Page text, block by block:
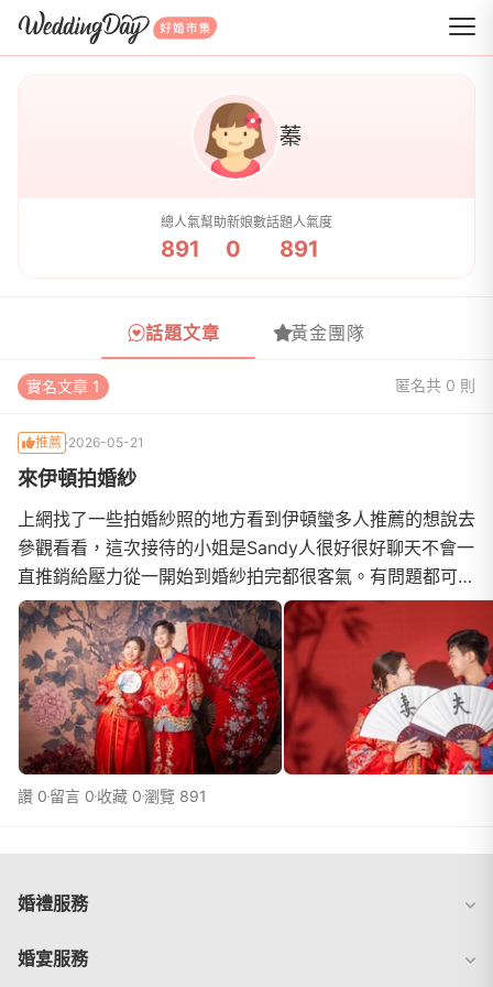
WeddingDay 好婚市集
蓁
總人氣
891
幫助新娘數
0
話題人氣度
891
話題文章 黃金團隊
實名文章 1 匿名共 0 則
推薦 2026-05-21
來伊頓拍婚紗
上網找了一些拍婚紗照的地方看到伊頓蠻多人推薦的想說去
參觀看看，這次接待的小姐是Sandy人很好很好聊天不會一
直推銷給壓力從一開始到婚紗拍完都很客氣。有問題都可以
直接私訊都很快回覆感覺很棒在挑禮服的時候還會...
讚 0 留言 0 收藏 0瀏覽 891
婚禮服務
婚宴服務